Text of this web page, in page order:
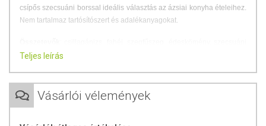
csípős szecsuáni borssal ideális választás az ázsiai konyha ételeihez.
Nem tartalmaz tartósítószert és adalékanyagokat.
bors.
TOVÁBBI TUDNIVALÓK
: ÍZTÁR-Fűszermanufaktúra Kft.
Teljes leírás
Vásárlói vélemények